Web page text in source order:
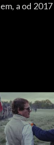
a od
o